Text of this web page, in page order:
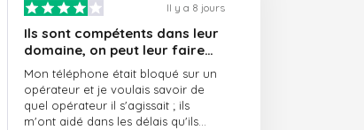
Il y a 8 jours
Ils sont compétents dans leur
domaine, on peut leur faire
confiance et ils sont toujours
ponctuels
Mon téléphone était bloqué sur un
opérateur et je voulais savoir de
quel opérateur il s'agissait ; ils
m'ont aidé dans les délais qu'ils